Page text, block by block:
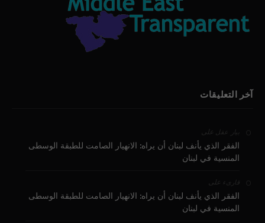
آخر التعليقات
بيار عقل على
الفقر الذي يأنف لبنان أن يراه: الانهيار الصامت للطبقة الوسطى
المنسية في لبنان
قارىء على
الفقر الذي يأنف لبنان أن يراه: الانهيار الصامت للطبقة الوسطى
المنسية في لبنان